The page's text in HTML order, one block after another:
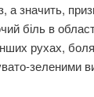
а значить,
біль в
рухах,
зеленими